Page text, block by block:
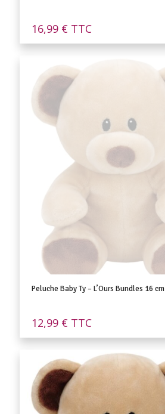
16,99 € TTC
Peluche Baby Ty – L’Ours Bundles 16 cm
12,99 € TTC